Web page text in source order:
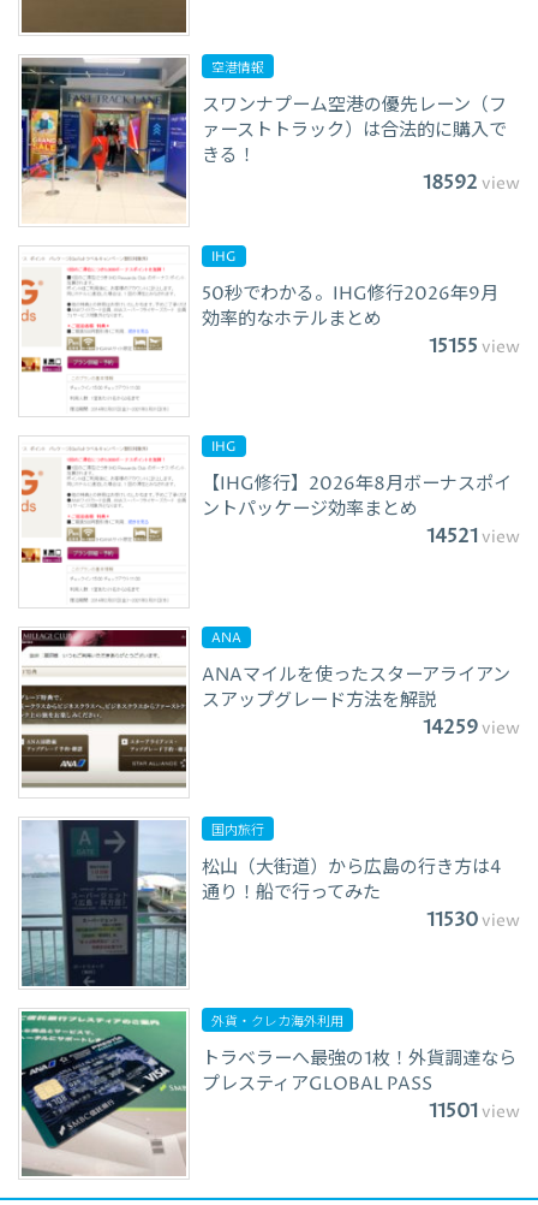
空港情報
スワンナプーム空港の優先レーン（フ
ァーストトラック）は合法的に購入で
きる！
18592 view
IHG
50秒でわかる。IHG修行2026年9月
効率的なホテルまとめ
15155 view
IHG
【IHG修行】2026年8月ボーナスポイ
ントパッケージ効率まとめ
14521view
ANA
ANAマイルを使ったスターアライアン
スアップグレード方法を解説
14259view
国内旅行
松山（大街道）から広島の行き方は4
通り！船で行ってみた
11530view
外貨・クレカ海外利用
トラベラーへ最強の1枚！外貨調達なら
プレスティアGLOBAL PASS
11501view